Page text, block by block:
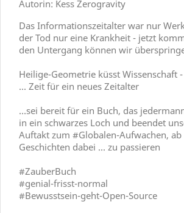
Autorin: Kess Zerogravity
Das Informationszeitalter war nur
der Tod nur eine Krankheit - jetzt
den Untergang können wir
Heilige-Geometrie küsst Wissenschaft
... Zeit für ein neues Zeitalter
…sei bereit für ein Buch, das
in ein schwarzes Loch und beendet
Auftakt zum #Globalen-Aufwachen,
Geschichten dabei ... zu passieren
#ZauberBuch
#genial-frisst-normal
#Bewusstsein-geht-Open-Source